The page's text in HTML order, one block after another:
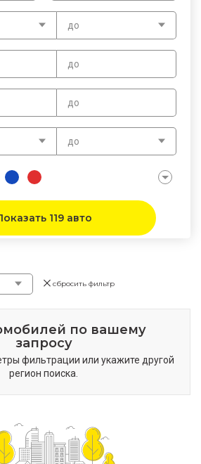
до
до
до
до
119 авто
сбросить фильтр
по вашему
запросу
фильтрации или укажите другой
регион поиска.